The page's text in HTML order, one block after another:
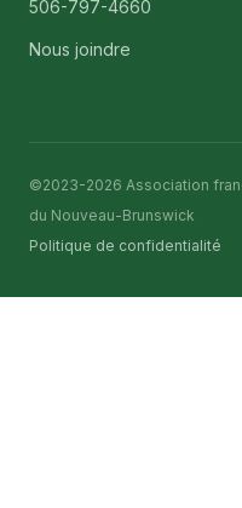
506-797-4660
Nous joindre
©2023-2026 Association
du Nouveau-Brunswick
Politique de confidentialité